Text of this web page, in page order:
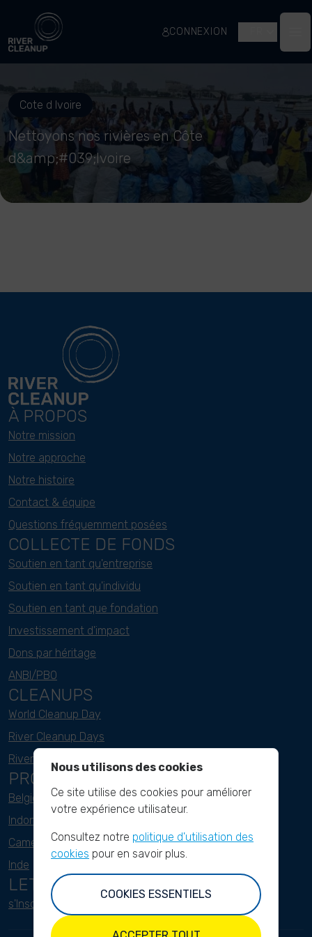
River Cleanup
CONNEXION
Cote d Ivoire
Nettoyons nos rivières en Côte
d&amp;#039;Ivoire
À PROPOS
Notre mission
Notre approche
Notre histoire
Contact & équipe
Questions fréquemment posées
COLLECTE DE FONDS
Soutien en tant qu'entreprise
Soutien en tant qu'individu
Soutien en tant que fondation
Investissement d'impact
Dons par héritage
ANBI/PBO
CLEANUPS
World Cleanup Day
River Cleanup Days
River Cleanup Challenge
PROJECTS
Belgique
Indonesie
Cameroun
Inde
LETTRE D'INFORMATION
s'Inscrire ici
Nous utilisons des cookies
Ce site utilise des cookies pour améliorer
votre expérience utilisateur.
Consultez notre politique d'utilisation des
cookies pour en savoir plus.
COOKIES ESSENTIELS